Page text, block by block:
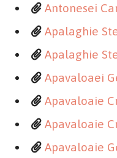
Antonesei
Apalaghie
Apalaghie
Apavaloaei
Apavaloaie
Apavaloaie
Apavaloaie